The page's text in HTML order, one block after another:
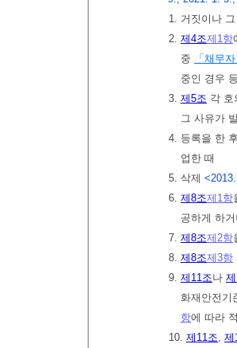
1. 거짓이나
2. 제4조제1항
중
「채무
중인 경우
3. 제5조 각
그 사유가
4. 등록을 한
업한 때
5. 삭제
6. 제8조제1항
공하게 하
7. 제8조제2항
8. 제8조제3항
9. 제11조나
화재안전기
항에 따라
10. 제11조 제